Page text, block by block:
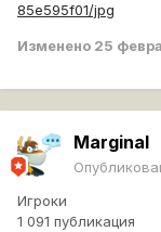
85e595f01/jpg
Изменено 25
Marginal
Игроки
1 091 публикация